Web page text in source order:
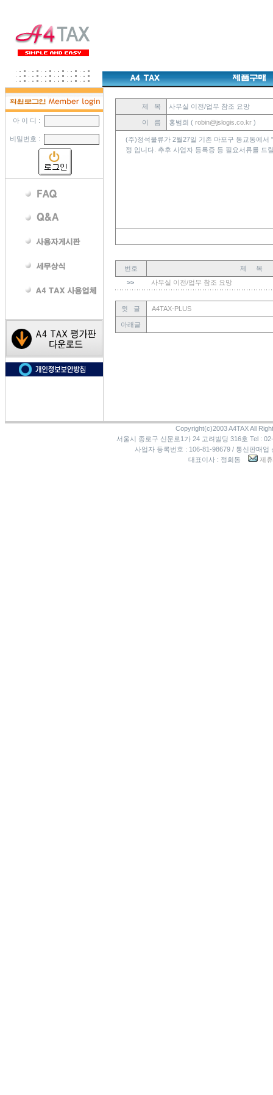
아 이 디 :
비밀번호 :
제 목 사무실 이전/업무 참조 요망
이 름 홍범희 (robin@jslogis.co.kr )
(주)정석물류가 2월27일 기존 마포구 동교동에
정 입니다. 추후 사업자 등록증 등 필요서류를 드
번호
제 목
>>
사무실 이전/업무 참조 요망
윗 글 A4TAX-PLUS
아래글
Copyright(c)2003 A4TAX All
서울시 종로구 신문로1가 24 고려빌딩 316호 Tel :
사업자 등록번호 : 106-81-98679 / 통신판매업
대표이사 : 정희동
제